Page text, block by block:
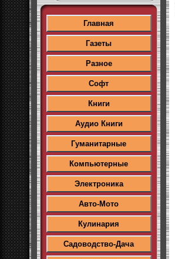
Главная
Газеты
Разное
Софт
Книги
Аудио Книги
Гуманитарные
Компьютерные
Электроника
Авто-Мото
Кулинария
Садоводство-Дача